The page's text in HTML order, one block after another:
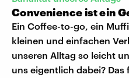
Convenience ist ein
Ein Coffee-to-go, ein
kleinen und einfachen
unseren Alltag so leicht
uns eigentlich dabei? Das